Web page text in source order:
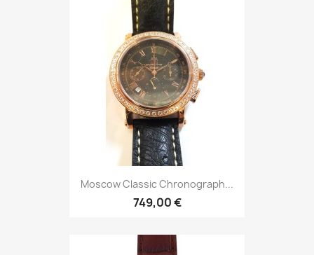
Moscow Classic Chronograph...
749,00 €